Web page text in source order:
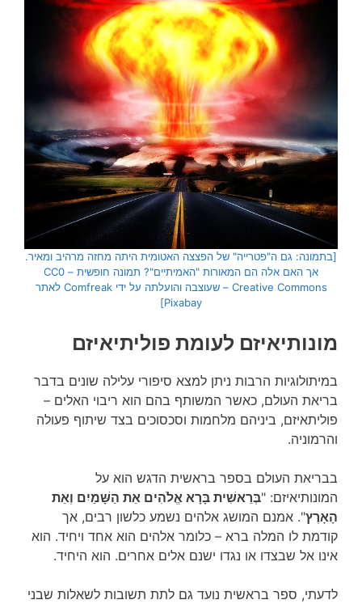
[בתמונה: גם ה"פטרייה" של הפצצה האטומית היתה מחזה מרהיב ומאיר.
אך האם אלה הם המאורות "האמיתיים"? תמונה חופשית – CC0
Creative Commons – שעוצבה והועלתה על ידי Comfreak לאתר
Pixabay]
מונותיאיזם לעומת פוליתיאיזם
במיתולוגיות הרבות ניתן למצא סיפורי עלילה שונים בדבר
בריאת העולם, כאשר המשותף בהם הוא ריבוי האלים –
פוליתאיזם, ביניהם מלחמות וסכסוכים בצד שיתוף פעולה
והרמוניה.
בבריאת העולם בספר בראשית הדגש הוא על
המונותיאיזם: "בְּרֵאשִׁית בָּרָא אֱלֹהִים אֵת הַשָּׁמַיִם וְאֵת
הָאָרֶץ". אמנם המושג אלהים נשמע כלשון רבים, אך
קודמת לו המלה ברא – כלומר אלהים הוא אחד ויחיד. הוא
אינו אל שבצדו או נגדו ישנם אלים אחרים. הוא היחיד.
לדעתי, ספר בראשית נועד גם לתת תשובות לשאלות שבני